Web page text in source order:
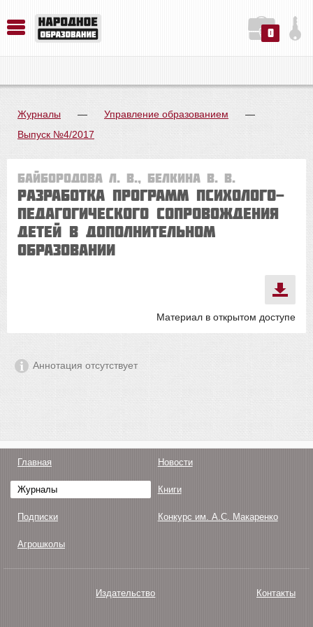
0
Журналы — Управление образованием
—
Выпуск №4/2017
Байбородова Л. В., Белкина В. В.
Разработка программ психолого-
педагогического сопровождения
детей в дополнительном
образовании
Материал в открытом доступе
Аннотация отсутствует
Главная Новости
Журналы Книги
Подписки Конкурс им. А.С. Макаренко
Агрошколы
Издательство Контакты